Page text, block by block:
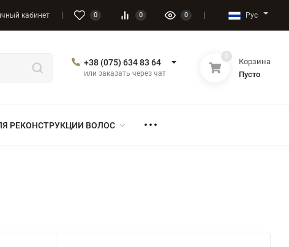
кабинет 0 0 0 Рус
+38 (075) 634 83 64
или заказать через чат
0
Корзина
Пусто
РЕКОНСТРУКЦИИ ВОЛОС